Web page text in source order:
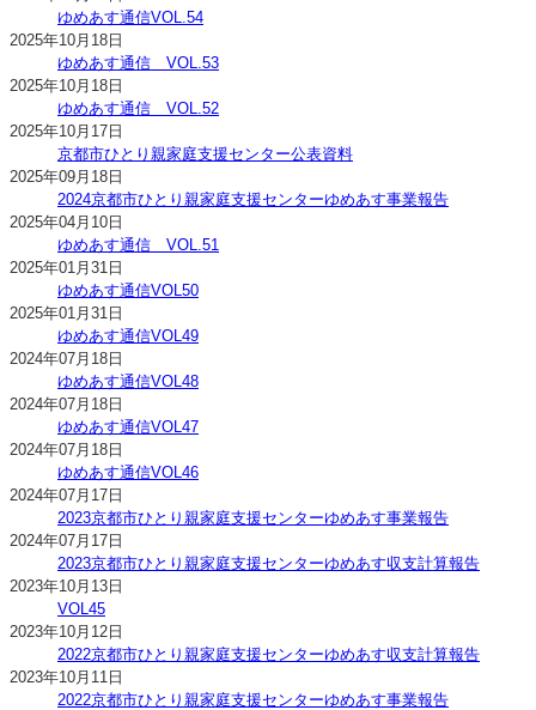
ゆめあす通信VOL.54
2025年10月18日
ゆめあす通信 VOL.53
2025年10月18日
ゆめあす通信 VOL.52
2025年10月17日
京都市ひとり親家庭支援センター公表資料
2025年09月18日
2024京都市ひとり親家庭支援センターゆめあす事業報告
2025年04月10日
ゆめあす通信 VOL.51
2025年01月31日
ゆめあす通信VOL50
2025年01月31日
ゆめあす通信VOL49
2024年07月18日
ゆめあす通信VOL48
2024年07月18日
ゆめあす通信VOL47
2024年07月18日
ゆめあす通信VOL46
2024年07月17日
2023京都市ひとり親家庭支援センターゆめあす事業報告
2024年07月17日
2023京都市ひとり親家庭支援センターゆめあす収支計算報告
2023年10月13日
VOL45
2023年10月12日
2022京都市ひとり親家庭支援センターゆめあす収支計算報告
2023年10月11日
2022京都市ひとり親家庭支援センターゆめあす事業報告